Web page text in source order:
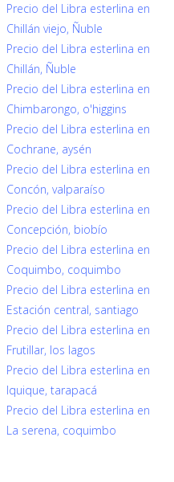
Precio del Libra esterlina en
Chillán viejo, Ñuble
Precio del Libra esterlina en
Chillán, Ñuble
Precio del Libra esterlina en
Chimbarongo, o'higgins
Precio del Libra esterlina en
Cochrane, aysén
Precio del Libra esterlina en
Concón, valparaíso
Precio del Libra esterlina en
Concepción, biobío
Precio del Libra esterlina en
Coquimbo, coquimbo
Precio del Libra esterlina en
Estación central, santiago
Precio del Libra esterlina en
Frutillar, los lagos
Precio del Libra esterlina en
Iquique, tarapacá
Precio del Libra esterlina en
La serena, coquimbo